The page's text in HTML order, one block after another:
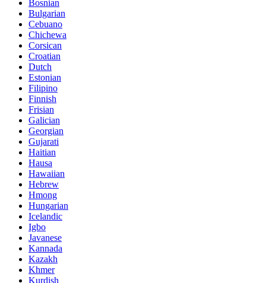
Bosnian
Bulgarian
Cebuano
Chichewa
Corsican
Croatian
Dutch
Estonian
Filipino
Finnish
Frisian
Galician
Georgian
Gujarati
Haitian
Hausa
Hawaiian
Hebrew
Hmong
Hungarian
Icelandic
Igbo
Javanese
Kannada
Kazakh
Khmer
Kurdish